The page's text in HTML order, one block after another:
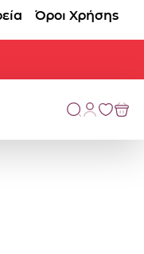
Όροι Χρήσης